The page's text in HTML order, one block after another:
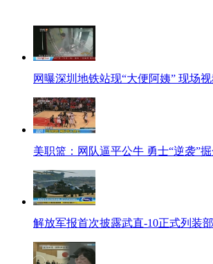
网曝深圳地铁站现“大便阿姨” 现场
美职篮：网队逼平公牛 勇士“逆袭”
解放军报首次披露武直-10正式列装